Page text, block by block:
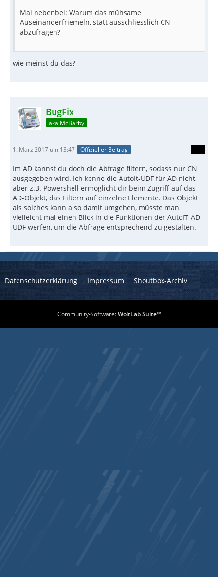
Mal nebenbei: Warum das mühsame
Auseinanderfriemeln, statt ausschliesslich CN
abzufragen?
wie meinst du das?
BugFix
aka McBarby
1. März 2017 um 13:47 Offizieller Beitrag
Im AD kannst du doch die Abfrage filtern, sodass nur CN
ausgegeben wird. Ich kenne die AutoIt-UDF für AD nicht,
aber z.B. Powershell ermöglicht dir beim Zugriff auf das
AD-Objekt, das Filtern auf einzelne Elemente. Das Objekt
als solches kann also damit umgehen, müsste man
vielleicht mal einen Blick in die Funktionen der AutoIT-AD-
UDF werfen, um die Abfrage entsprechend zu gestalten.
Datenschutzerklärung Impressum Shoutbox-Archiv
Community-Software:WoltLab Suite™